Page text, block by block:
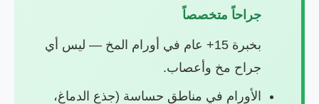
جراحاً متخصصاً
بخبرة 15+ عام في أورام المخ — ليس أي
جراح مخ وأعصاب.
الأورام في مناطق حساسة (جذع الدماغ،